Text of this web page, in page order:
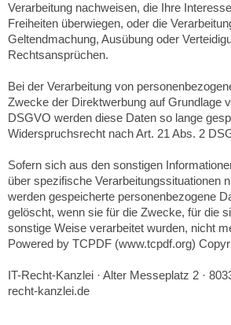
Verarbeitung nachweisen, die Ihre
Freiheiten überwiegen, oder die
Geltendmachung, Ausübung oder
Rechtsansprüchen.
Bei der Verarbeitung von
Zwecke der Direktwerbung auf Grundlage
DSGVO werden diese Daten so lange
Widerspruchsrecht nach Art. 21 Abs. 2
Sofern sich aus den sonstigen
über spezifische Verarbeitungssituationen
werden gespeicherte personenbezogene
gelöscht, wenn sie für die Zwecke, für die
sonstige Weise verarbeitet wurden, nicht
Powered by TCPDF (www.tcpdf.org)
IT-Recht-Kanzlei · Alter Messeplatz 2 ·
recht-kanzlei.de